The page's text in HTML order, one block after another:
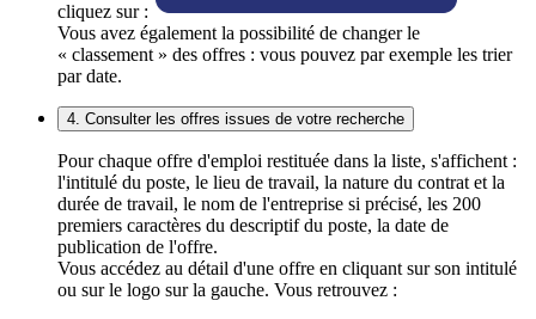
cliquez sur :
Vous avez également la possibilité de changer le
« classement » des offres : vous pouvez par exemple les trier
par date.
4. Consulter les offres issues de votre recherche
Pour chaque offre d'emploi restituée dans la liste, s'affichent :
l'intitulé du poste, le lieu de travail, la nature du contrat et la
durée de travail, le nom de l'entreprise si précisé, les 200
premiers caractères du descriptif du poste, la date de
publication de l'offre.
Vous accédez au détail d'une offre en cliquant sur son intitulé
ou sur le logo sur la gauche. Vous retrouvez :